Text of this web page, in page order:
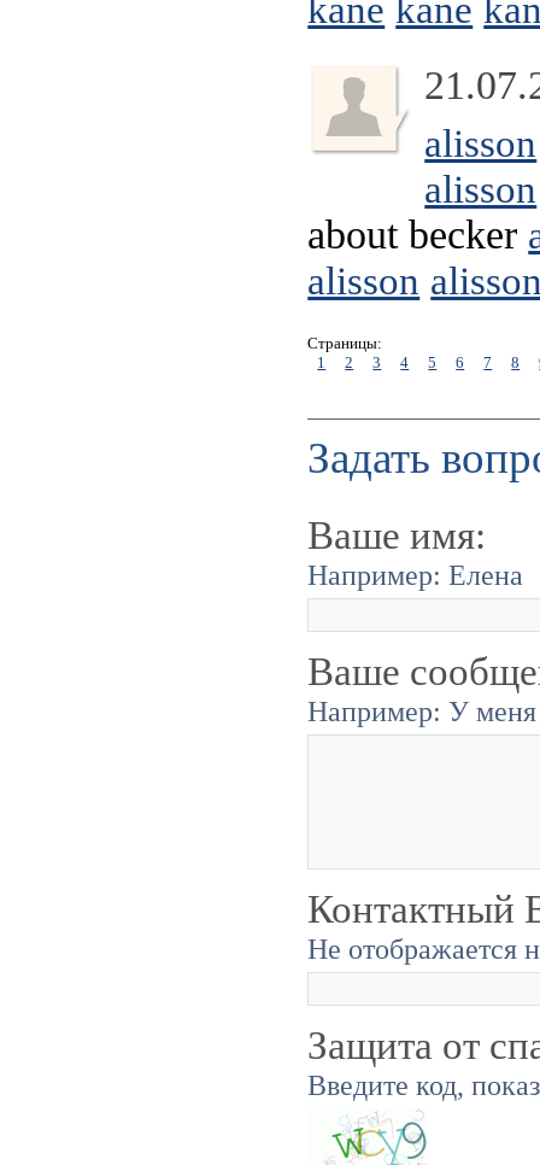
kane kane
alisson
alisson
about becker
alisson
Страницы:
1
2 3 4 5 6 7 8
Задать
Ваше имя:
Например: Елена
Ваше
Например: У меня
Контактный
Не отображается
Защита от
Введите код,